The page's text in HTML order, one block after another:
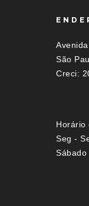
São
Creci:
Horário
Seg -